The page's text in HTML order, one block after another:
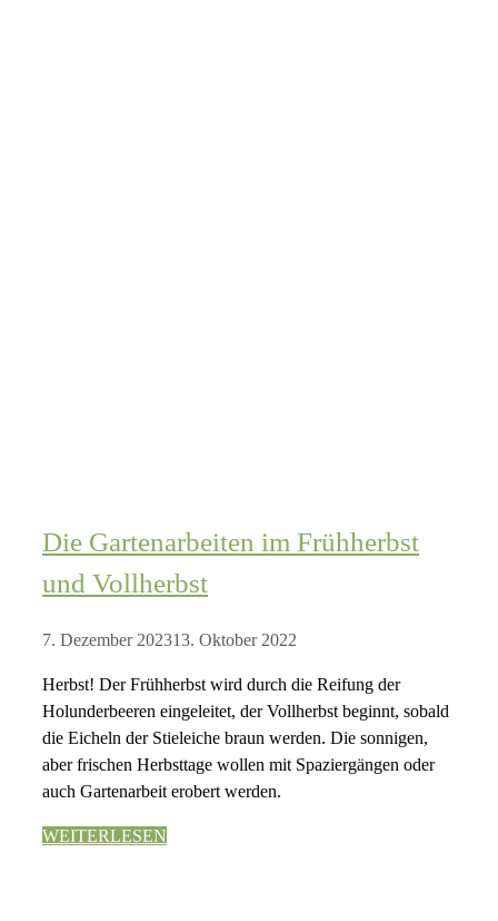
Die Gartenarbeiten im Frühherbst
und Vollherbst
7. Dezember 202313. Oktober 2022
Herbst! Der Frühherbst wird durch die Reifung der
Holunderbeeren eingeleitet, der Vollherbst beginnt, sobald
die Eicheln der Stieleiche braun werden. Die sonnigen,
aber frischen Herbsttage wollen mit Spaziergängen oder
auch Gartenarbeit erobert werden.
WEITERLESEN